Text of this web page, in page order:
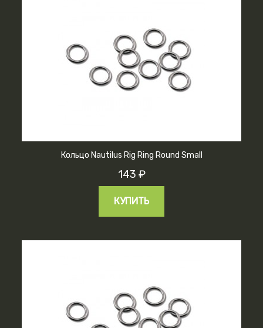
Кольцо Nautilus Rig Ring Round Small
143 ₽
КУПИТЬ